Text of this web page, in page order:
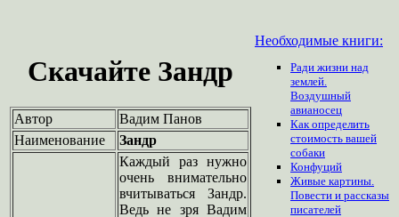
Скачайте Зандр
Автор
Вадим Панов
Наименование
Зандр
Каждый раз нужно
очень внимательно
вчитываться Зандр.
Ведь не зря Вадим
Необходимые книги:
Ради жизни над
землей.
Воздушный
авианосец
Как определить
стоимость вашей
собаки
Конфуций
Живые картины.
Повести и рассказы
писателей